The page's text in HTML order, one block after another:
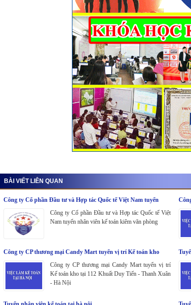
BÀI VIẾT LIÊN QUAN
Công ty Cổ phần Đầu tư và Hợp tác Quốc tế Việt Nam tuyển
Công ty Cổ phần Đầu tư và Hợp tác Quốc tế Việt
Nam tuyển nhân viên kế toán kiêm văn phòng
Công ty CP thương mại Candy Mart tuyển vị trí Kế toán kho
Công ty CP thương mại Candy Mart tuyển vị trí
Kế toán kho tại 112 Khuất Duy Tiến - Thanh Xuân
- Hà Nội